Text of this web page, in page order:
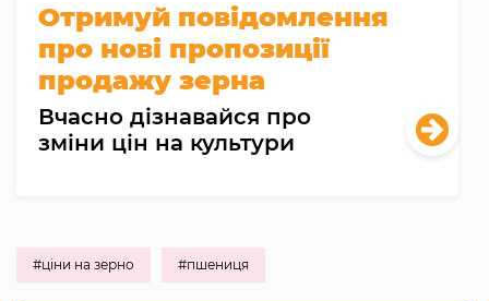
Отримуй повідомлення
про нові пропозиції
продажу зерна
Вчасно дізнавайся про
зміни цін на культури
#ціни на зерно #пшениця